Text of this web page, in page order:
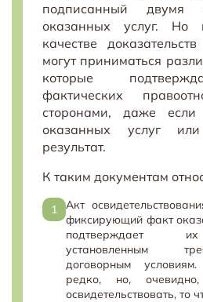
подписанный двумя
оказанных услуг. Но
качестве
могут приниматься
которые
фактических
сторонами, даже если
оказанных услуг
результат.
К таким документам
Акт
фиксирующий факт
подтверждает их
установленным
договорным
редко, но,
освидетельствовать, то